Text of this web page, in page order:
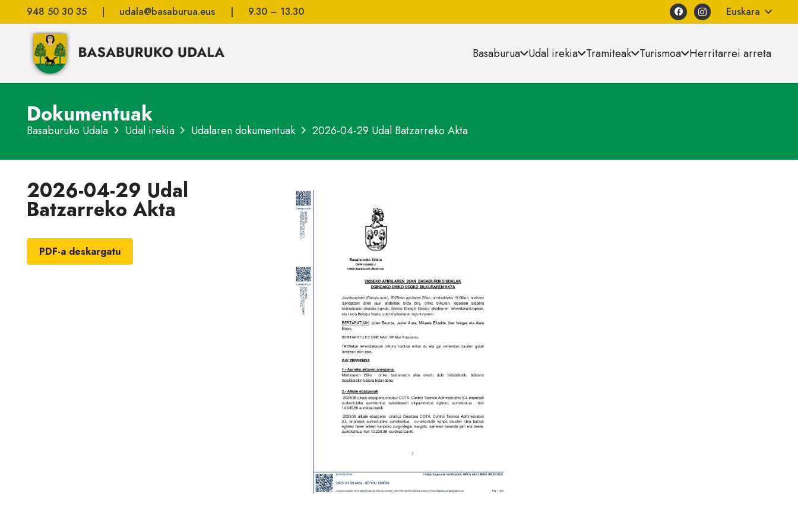
948 50 30 35 | udala@basaburua.eus | 9.30 – 13.30 Euskara
Basaburua Udal irekia Tramiteak Turismoa Herritarrei arreta
Dokumentuak
Basaburuko Udala Udal irekia Udalaren dokumentuak 2026-04-29 Udal Batzarreko Akta
2026-04-29 Udal
Batzarreko Akta
PDF-a deskargatu